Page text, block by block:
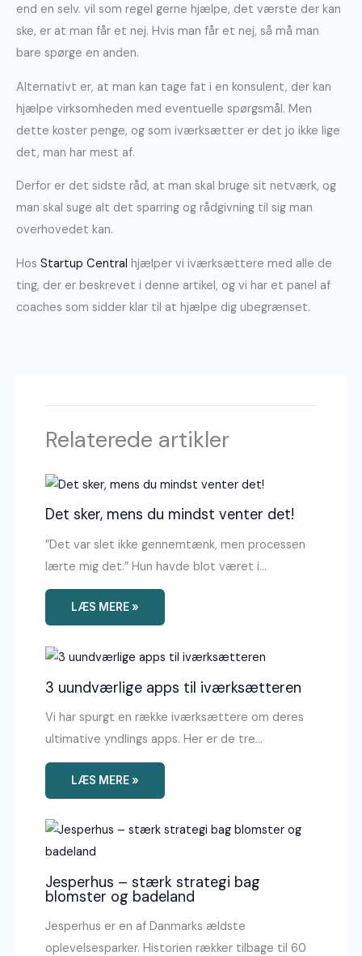
end en selv. vil som regel gerne hjælpe, det værste der kan
ske, er at man får et nej. Hvis man får et nej, så må man
bare spørge en anden.
Alternativt er, at man kan tage fat i en konsulent, der kan
hjælpe virksomheden med eventuelle spørgsmål. Men
dette koster penge, og som iværksætter er det jo ikke lige
det, man har mest af.
Derfor er det sidste råd, at man skal bruge sit netværk, og
man skal suge alt det sparring og rådgivning til sig man
overhovedet kan.
Hos Startup Central hjælper vi iværksættere med alle de
ting, der er beskrevet i denne artikel, og vi har et panel af
coaches som sidder klar til at hjælpe dig ubegrænset.
Relaterede artikler
Det sker, mens du mindst venter det!
”Det var slet ikke gennemtænk, men processen
lærte mig det.” Hun havde blot været i…
LÆS MERE »
3 uundværlige apps til iværksætteren
Vi har spurgt en række iværksættere om deres
ultimative yndlings apps. Her er de tre…
LÆS MERE »
Jesperhus – stærk strategi bag
blomster og badeland
Jesperhus er en af Danmarks ældste
oplevelsesparker. Historien rækker tilbage til 60